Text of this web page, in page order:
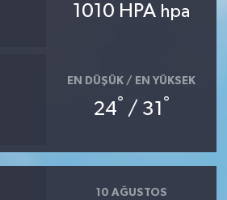
1010 HPA hpa
EN DÜŞÜK / EN YÜKSEK
24° / 31 °
10 AĞUSTOS